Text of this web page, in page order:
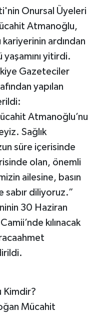
Onursal Üyeleri
Atmanoğlu,
kariyerinin ardından
yitirdi.
Gazeteciler
yapılan
Atmanoğlu’nu
Sağlık
süre içerisinde
olan, önemli
ailesine, basın
sabır diliyoruz.”
30 Haziran
kılınacak
Kimdir?
Mücahit